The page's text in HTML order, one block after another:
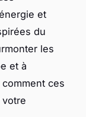
et
du
les
et à
ces